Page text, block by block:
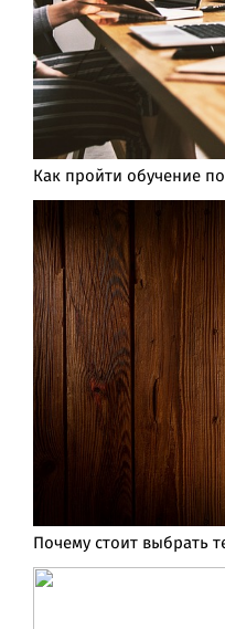
Как пройти обучение
Почему стоит выбрать